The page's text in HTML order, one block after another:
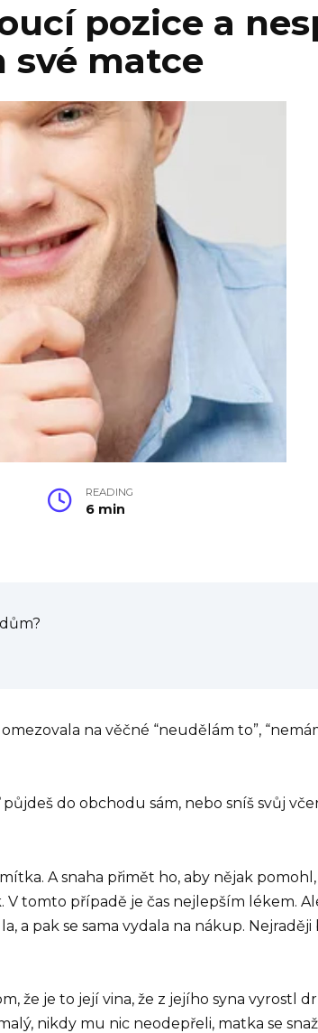
pozice a
své matce
READING
6 min
na věčné “neudělám to”,
do obchodu sám, nebo sníš svůj
A snaha přimět ho, aby nějak
tomto případě je čas nejlepším lékem.
a pak se sama vydala na nákup.
že je to její vina, že z jejího syna vyrostl
nikdy mu nic neodepřeli, matka se